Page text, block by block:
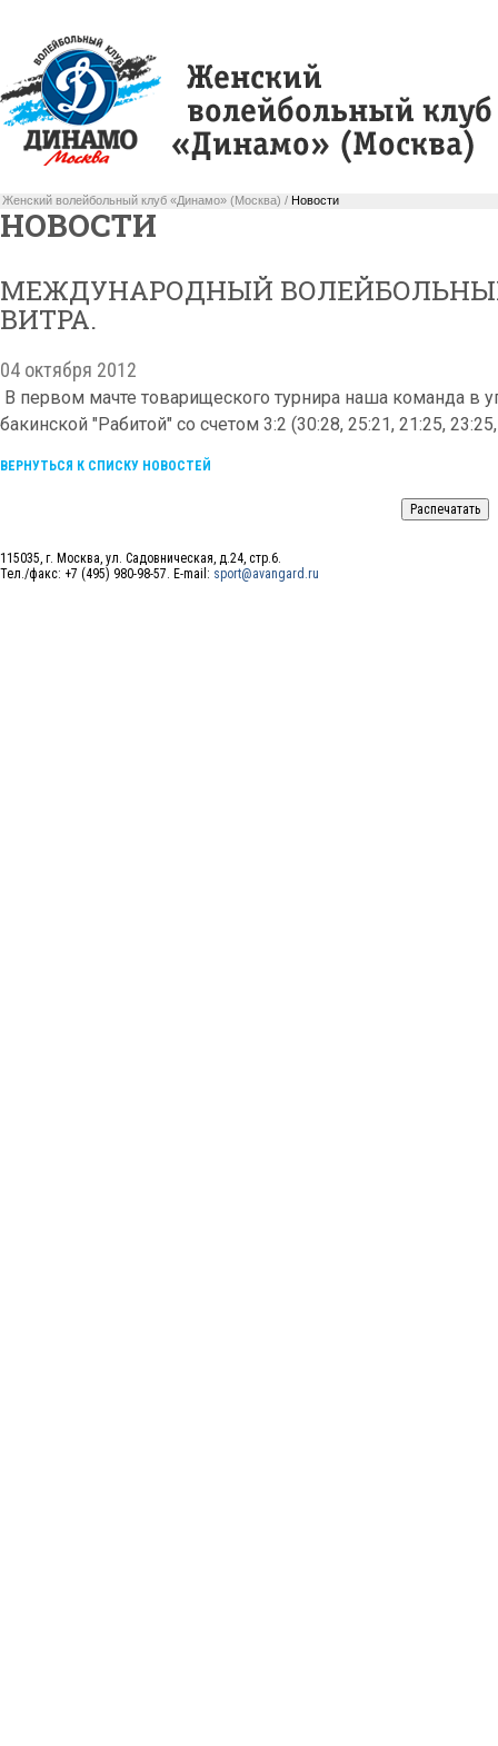
Женский волейбольный клуб «Динамо» (Москва) / Новости
НОВОСТИ
МЕЖДУНАРОДНЫЙ
ВИТРА.
04 октября 2012
В первом мачте товарищеского турнира наша команда в
бакинской "Рабитой" со счетом 3:2 (30:28, 25:21, 21:25,
ВЕРНУТЬСЯ К СПИСКУ НОВОСТЕЙ
115035, г. Москва, ул. Садовническая, д.24, стр.6.
Тел./факс: +7 (495) 980-98-57. E-mail: sport@avangard.ru